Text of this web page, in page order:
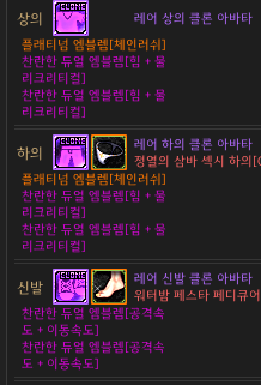
상의 레어 상의 클론 아바타
플래티넘 엠블렘[체인러쉬]
찬란한 듀얼 엠블렘[힘 + 물
리크리티컬]
찬란한 듀얼 엠블렘[힘 + 물
리크리티컬]
하의
레어 하의 클론 아바타
정열의 삼바 섹시 하의
플래티넘 엠블렘[체인러쉬]
찬란한 듀얼 엠블렘[힘 + 물
리크리티컬]
찬란한 듀얼 엠블렘[힘 + 물
리크리티컬]
신발
레어 신발 클론 아바타
워터밤 페스타 페디큐
찬란한 듀얼 엠블렘[공격속
도 + 이동속도]
찬란한 듀얼 엠블렘[공격속
도 + 이동속도]